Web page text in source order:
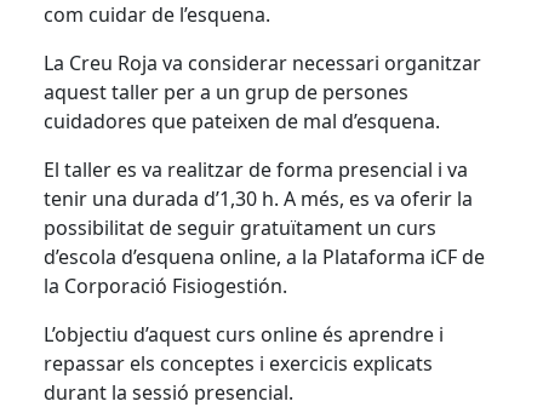
com cuidar de l’esquena.
La Creu Roja va considerar necessari organitzar
aquest taller per a un grup de persones
cuidadores que pateixen de mal d’esquena.
El taller es va realitzar de forma presencial i va
tenir una durada d’1,30 h. A més, es va oferir la
possibilitat de seguir gratuïtament un curs
d’escola d’esquena online, a la Plataforma iCF de
la Corporació Fisiogestión.
L’objectiu d’aquest curs online és aprendre i
repassar els conceptes i exercicis explicats
durant la sessió presencial.